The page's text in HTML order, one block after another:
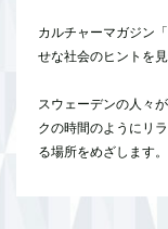
カルチャーマガジン
せな社会のヒントを
スウェーデンの人々
クの時間のようにリ
る場所をめざします。